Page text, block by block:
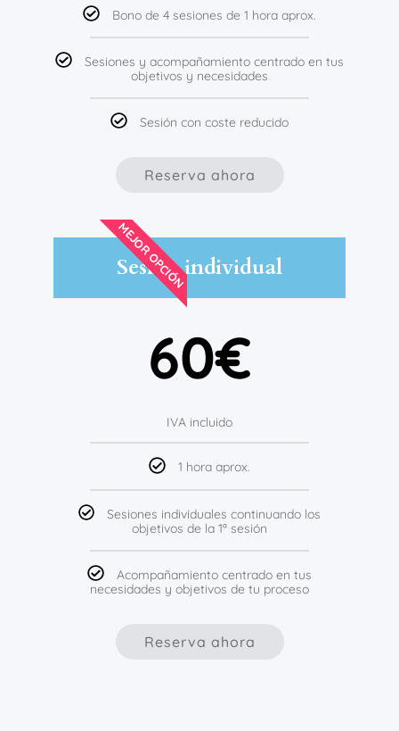
Bono de 4 sesiones de 1 hora aprox.
Sesiones y acompañamiento centrado en tus
objetivos y necesidades
Sesión con coste reducido
Reserva ahora
MEJOR OPCIÓN
Sesión individual
60€
IVA incluido
1 hora aprox.
Sesiones individuales continuando los
objetivos de la 1ª sesión
Acompañamiento centrado en tus
necesidades y objetivos de tu proceso
Reserva ahora